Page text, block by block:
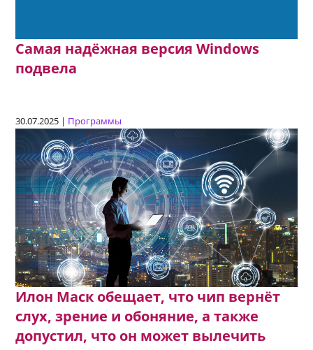
Самая надёжная версия Windows
подвела
30.07.2025 | Программы
Илон Маск обещает, что чип вернёт
слух, зрение и обоняние, а также
допустил, что он может вылечить